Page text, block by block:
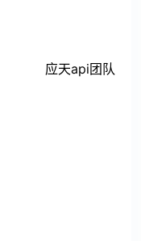
应天api团队